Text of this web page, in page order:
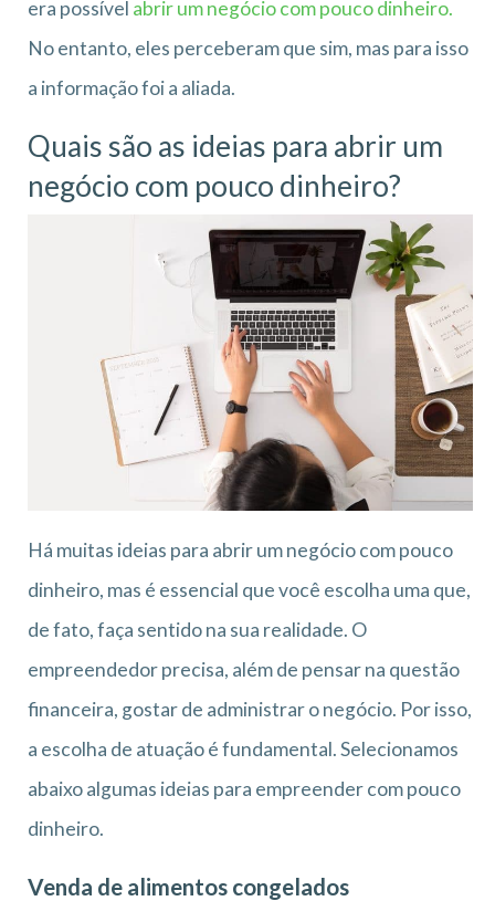
era possível abrir um negócio com pouco dinheiro.
No entanto, eles perceberam que sim, mas para isso
a informação foi a aliada.
Quais são as ideias para abrir um
negócio com pouco dinheiro?
Há muitas ideias para abrir um negócio com pouco
dinheiro, mas é essencial que você escolha uma que,
de fato, faça sentido na sua realidade. O
empreendedor precisa, além de pensar na questão
financeira, gostar de administrar o negócio. Por isso,
a escolha de atuação é fundamental. Selecionamos
abaixo algumas ideias para empreender com pouco
dinheiro.
Venda de alimentos congelados